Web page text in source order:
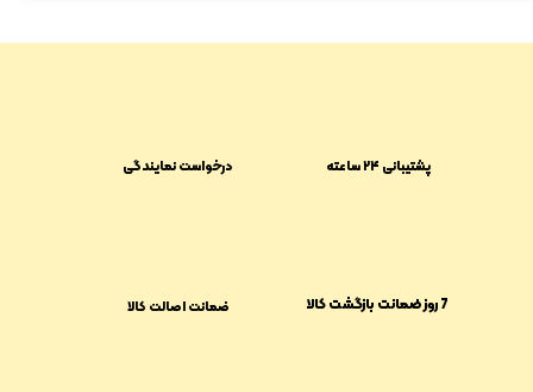
پشتیبانی ۲۴ ساعته درخواست نمایندگی
ضمانت اصالت کالا ​​7 روز ضمانت بازگشت کالا